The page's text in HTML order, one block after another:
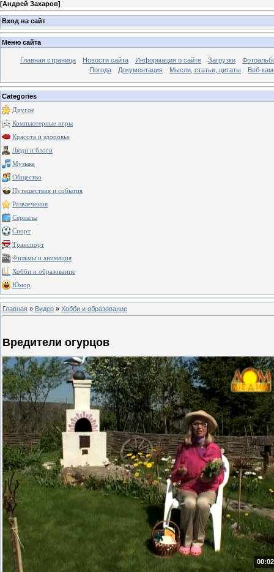
[Андрей Захаров]
Вход на сайт
Меню сайта
Главная страница Новости сайта Информация о сайте Загрузки
Погода
Документация Мысли, статьи, цитаты Веб-
Categories
Другое
Компьютерные игры
Красота и здоровье
Люди и блоги
Музыка
Общество
Путешествия и события
Развлечения
Сериалы
Спорт
Транспорт
Фильмы и анимация
Хобби и образование
Юмор
Главная » Видео » Хобби и образование
Вредители огурцов